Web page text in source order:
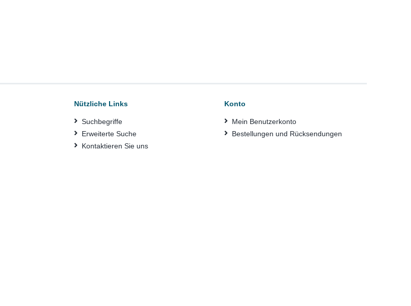
Nützliche Links
Suchbegriffe
Erweiterte Suche
Kontaktieren Sie uns
Konto
Mein Benutzerkonto
Bestellungen und Rücksendungen